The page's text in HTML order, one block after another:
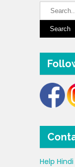
Help